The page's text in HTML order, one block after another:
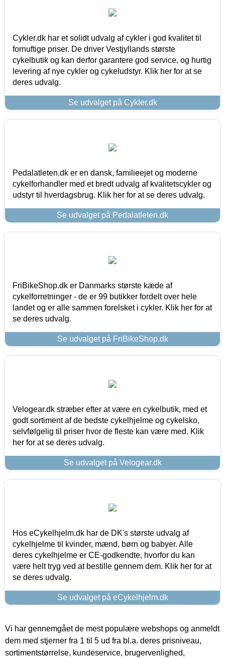
Cykler.dk har et solidt udvalg af cykler i god kvalitet til
fornuftige priser. De driver Vestjyllands største
cykelbutik og kan derfor garantere god service, og hurtig
levering af nye cykler og cykeludstyr. Klik her for at se
deres udvalg.
Se udvalget på Cykler.dk
Pedalatleten.dk er en dansk, familieejet og moderne
cykelforhandler med et bredt udvalg af kvalitetscykler og
udstyr til hverdagsbrug. Klik her for at se deres udvalg.
Se udvalget på Pedalatleten.dk
FriBikeShop.dk er Danmarks største kæde af
cykelforretninger - de er 99 butikker fordelt over hele
landet og er alle sammen forelsket i cykler. Klik her for at
se deres udvalg.
Se udvalget på FriBikeShop.dk
Velogear.dk stræber efter at være en cykelbutik, med et
godt sortiment af de bedste cykelhjelme og cykelsko,
selvfølgelig til priser hvor de fleste kan være med. Klik
her for at se deres udvalg.
Se udvalget på Velogear.dk
Hos eCykelhjelm.dk har de DK's største udvalg af
cykelhjelme til kvinder, mænd, børn og babyer. Alle
deres cykelhjelme er CE-godkendte, hvorfor du kan
være helt tryg ved at bestille gennem dem. Klik her for at
se deres udvalg.
Se udvalget på eCykelhjelm.dk
Vi har gennemgået de mest populære webshops og anmeldt
dem med stjerner fra 1 til 5 ud fra bl.a. deres prisniveau,
sortimentstørrelse, kundeservice, brugervenlighed,